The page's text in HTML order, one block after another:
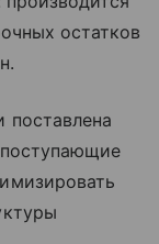
остатков
поступающие